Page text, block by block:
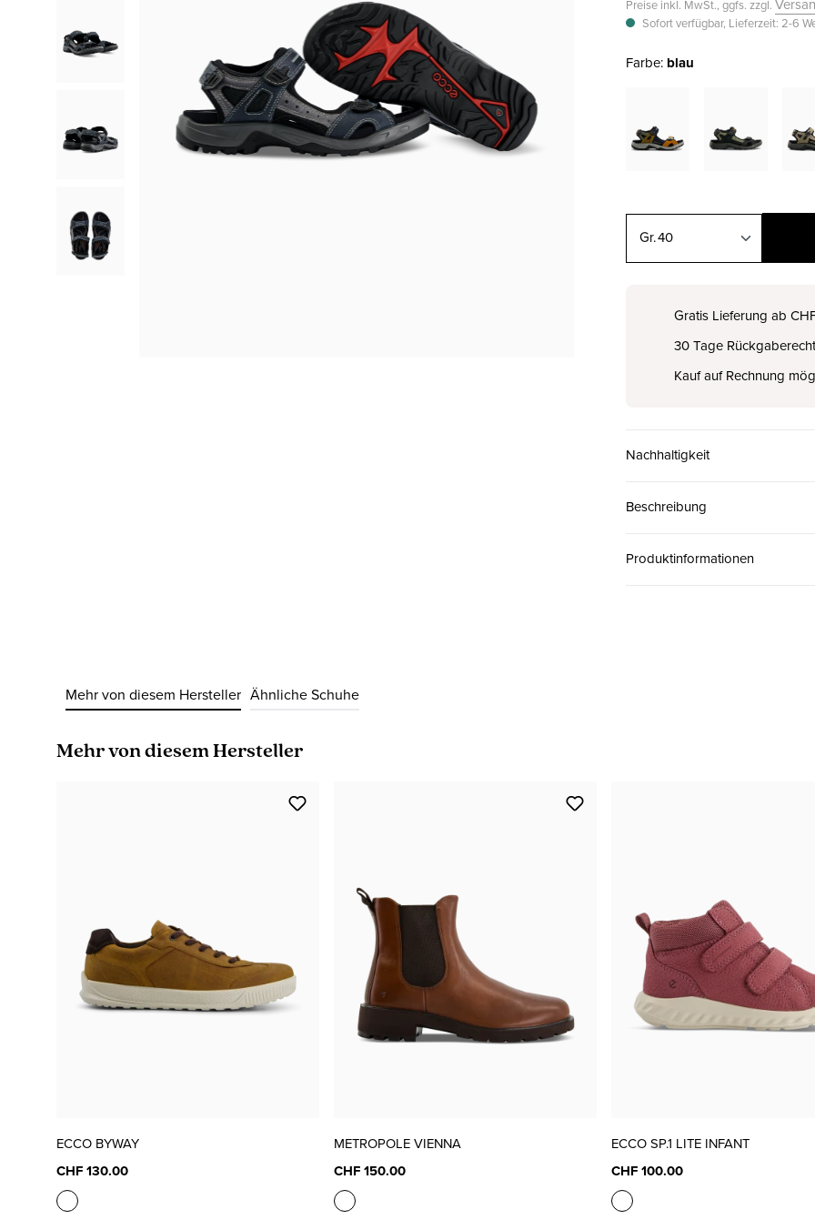
Preise inkl. MwSt., ggfs. zzgl.
Sofort verfügbar, Lieferzeit: 2-6
Farbe: blau
40
CHF 130.00
Gratis Lieferung ab
30 Tage Rückgaberecht
Kauf auf Rechnung
Nachhaltigkeit
Beschreibung
Produktinformationen
Mehr von diesem Hersteller Ähnliche Schuhe
Produktgalerie überspringen
Mehr von diesem Hersteller
ECCO BYWAY
CHF 130.00
METROPOLE VIENNA
CHF 150.00
ECCO SP.1 LITE INFANT
CHF 100.00